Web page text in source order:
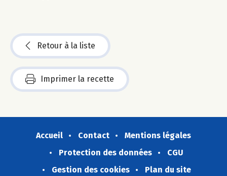
Retour à la liste
Imprimer la recette
Accueil Contact
Mentions légales
Protection des données
CGU
Gestion des cookies
Plan du site